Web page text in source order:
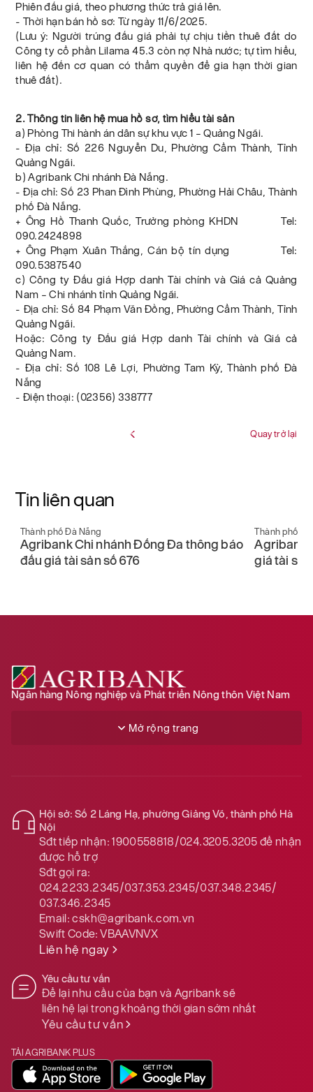
Phiên đấu giá, theo phương thức trả giá lên.
- Thời hạn bán hồ sơ: Từ ngày 11/6/2025.
(Lưu ý: Người trúng đấu giá phải tự chịu tiền thuê đất do
Công ty cổ phần Lilama 45.3 còn nợ Nhà nước; tự tìm hiểu,
liên hệ đến cơ quan có thẩm quyền để gia hạn thời gian
thuê đất).
2. Thông tin liên hệ mua hồ sơ, tìm hiểu tài sản
a) Phòng Thi hành án dân sự khu vực 1 – Quảng Ngãi.
- Địa chỉ: Số 226 Nguyễn Du, Phường Cẩm Thành, Tỉnh
Quảng Ngãi.
b) Agribank Chi nhánh Đà Nẵng.
- Địa chỉ: Số 23 Phan Đình Phùng, Phường Hải Châu, Thành
phố Đà Nẵng.
+ Ông Hồ Thanh Quốc, Trưởng phòng KHDN Tel:
090.2424898
+ Ông Phạm Xuân Thắng, Cán bộ tín dụng Tel:
090.5387540
c) Công ty Đấu giá Hợp danh Tài chính và Giá cả Quảng
Nam – Chi nhánh tỉnh Quảng Ngãi.
- Địa chỉ: Số 84 Phạm Văn Đồng, Phường Cẩm Thành, Tỉnh
Quảng Ngãi.
Hoặc: Công ty Đấu giá Hợp danh Tài chính và Giá cả
Quảng Nam.
- Địa chỉ: Số 108 Lê Lợi, Phường Tam Kỳ, Thành phố Đà
Nẵng
- Điện thoại: (02356) 338777
Quay trở lại
Tin liên quan
Thành phố Đà Nẵng
Agribank Chi nhánh Đống Đa thông báo
đấu giá tài sản số 676
Thành phố
Agribank
giá tài
Ngân hàng Nông nghiệp và Phát triển Nông thôn Việt Nam
Mở rộng trang
Hội sở: Số 2 Láng Hạ, phường Giảng Võ, thành phố Hà
Nội
Sđt tiếp nhận: 1900558818/024.3205.3205để nhận
được hỗ trợ
Sđt gọi ra:
024.2233.2345/037.353.2345/037.348.2345/
037.346.2345
Email:cskh@agribank.com.vn
Swift Code:VBAAVNVX
Liên hệ ngay
Yêu cầu tư vấn
Để lại nhu cầu của bạn và Agribank sẽ
liên hệ lại trong khoảng thời gian sớm nhất
Yêu cầu tư vấn
TẢI AGRIBANK PLUS